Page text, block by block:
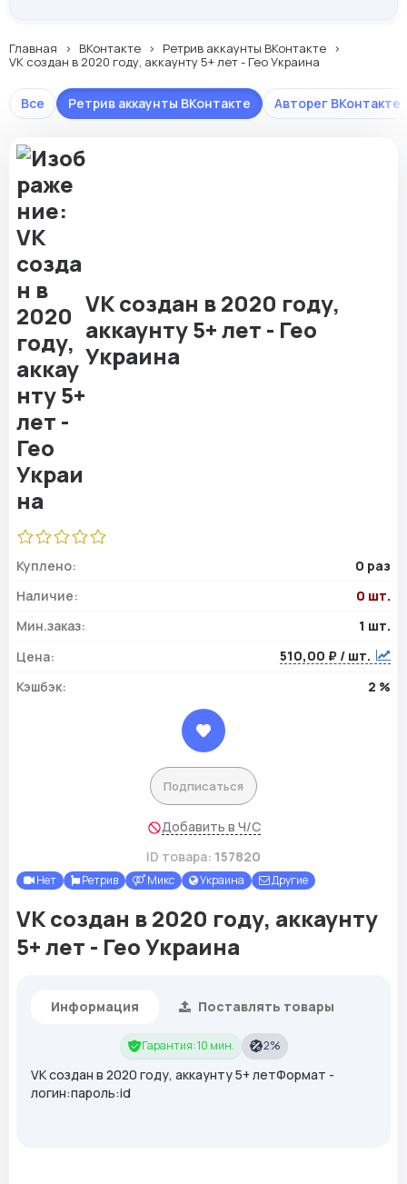
Главная ВКонтакте
Ретрив аккаунты ВКонтакте
VK создан в 2020 году, аккаунту 5+ лет - Гео Украина
Все Авторег ВКонтакте
Ретрив аккаунты ВКонтакте
VK создан в 2020 году,
аккаунту 5+ лет - Гео
Украина
Куплено:
0 раз
Наличие:
0 шт.
Мин.заказ:
1 шт.
Цена:
510,00 ₽ / шт.
Кэшбэк:
2 %
Подписаться
Добавить в Ч/С
ID товара: 157820
Нет Ретрив Микс Украина Другие
VK создан в 2020 году, аккаунту
5+ лет - Гео Украина
Информация Поставлять товары
Гарантия: 10 мин. 2%
VK создан в 2020 году, аккаунту 5+ летФормат -
логин:пароль:id